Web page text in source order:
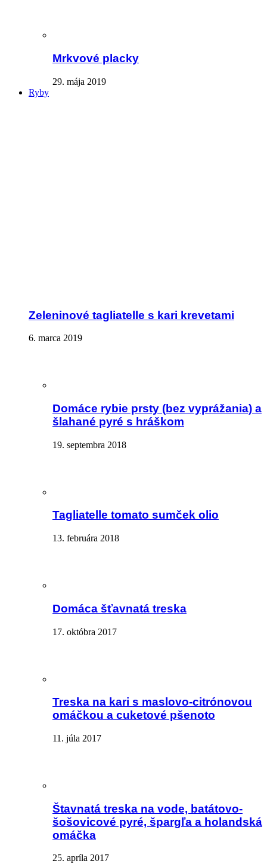
Mrkvové placky
29. mája 2019
Ryby
Zeleninové tagliatelle s kari krevetami
6. marca 2019
Domáce rybie prsty (bez vyprážania) a
šlahané pyré s hráškom
19. septembra 2018
Tagliatelle tomato sumček olio
13. februára 2018
Domáca šťavnatá treska
17. októbra 2017
Treska na kari s maslovo-citrónovou
omáčkou a cuketové pšenoto
11. júla 2017
Štavnatá treska na vode, batátovo-
šošovicové pyré, špargľa a holandská
omáčka
25. apríla 2017